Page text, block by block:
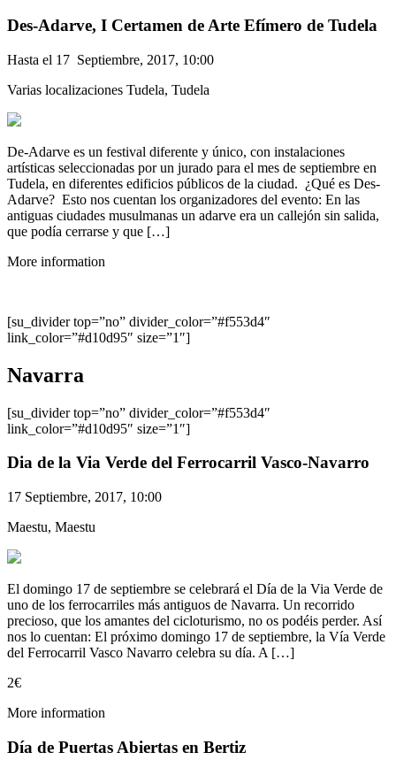
Des-Adarve, I Certamen de Arte Efímero de Tudela
Hasta el 17 Septiembre, 2017, 10:00
Varias localizaciones Tudela, Tudela
De-Adarve es un festival diferente y único, con instalaciones
artísticas seleccionadas por un jurado para el mes de septiembre en
Tudela, en diferentes edificios públicos de la ciudad. ¿Qué es Des-
Adarve? Esto nos cuentan los organizadores del evento: En las
antiguas ciudades musulmanas un adarve era un callejón sin salida,
que podía cerrarse y que […]
More information
[su_divider top=”no” divider_color=”#f553d4″
link_color=”#d10d95″ size=”1″]
Navarra
[su_divider top=”no” divider_color=”#f553d4″
link_color=”#d10d95″ size=”1″]
Dia de la Via Verde del Ferrocarril Vasco-Navarro
17 Septiembre, 2017, 10:00
Maestu, Maestu
El domingo 17 de septiembre se celebrará el Día de la Via Verde de
uno de los ferrocarriles más antiguos de Navarra. Un recorrido
precioso, que los amantes del cicloturismo, no os podéis perder. Así
nos lo cuentan: El próximo domingo 17 de septiembre, la Vía Verde
del Ferrocarril Vasco Navarro celebra su día. A […]
2€
More information
Día de Puertas Abiertas en Bertiz